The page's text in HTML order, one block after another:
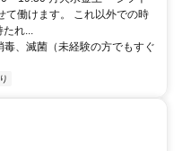
働けます。 これ以外での時
たれ...
、滅菌（未経験の方でもすぐ